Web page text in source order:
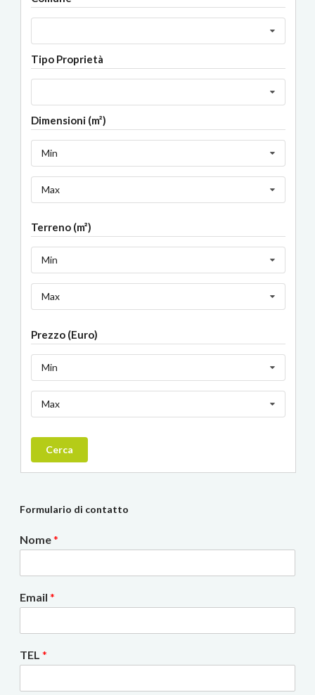
Tipo Proprietà
Dimensioni (m²)
Min
Max
Terreno (m²)
Min
Max
Prezzo (Euro)
Min
Max
Cerca
Formulario di contatto
Nome*
Email *
TEL *